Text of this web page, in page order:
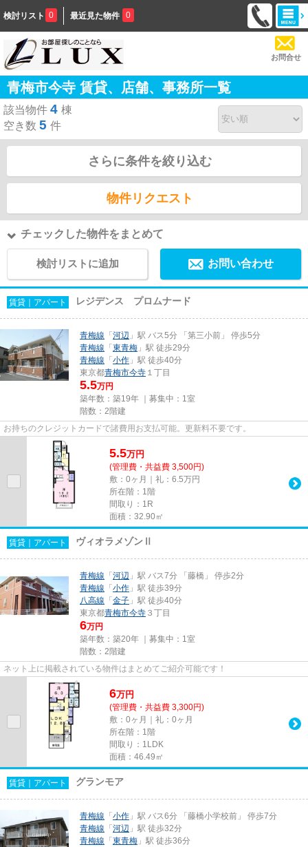
検討リスト 0 最近見た物件 0
お問合せ
青梅市今寺 賃貸、店舗、事務所一覧
該当物件 4 棟
空き数 5 件
さらに条件を絞り込む
物件リクエスト
チェックした物件をまとめて
検討リストに追加 お問い合わせ
賃貸｜アパート レジデンス プロムナード
青梅線 「河辺 」駅 バス5分 「第三小前」 停歩5分
青梅線 「東青梅 」駅 徒歩29分
青梅線 「小作 」駅 徒歩40分
東京都青梅市今寺 １丁目
5.5万円
築年数：築19年 ｜募集中： 1室
階数：2階建
お持ちのクレジットカードで諸費用お支払可能。更新料不要です。
5.5万円
(管理費・共益費 3,500円)
敷：0ヶ月｜礼：6.5万円
所在階：1階
間取り：1R
面積：32.90㎡
賃貸｜アパート ヴィオラメゾンⅡ
青梅線 「河辺 」駅 バス7分 「藤橋」 停歩2分
青梅線 「小作 」駅 徒歩39分
八高線 「金子 」駅 徒歩40分
東京都青梅市今寺 ３丁目
6万円
築年数：築20年 ｜募集中： 1室
階数：2階建
ネット上に掲載されている物件はまとめてご紹介可能です！
6万円
(管理費・共益費 3,300円)
敷：0ヶ月｜礼：0ヶ月
所在階：1階
間取り：1LDK
面積：46.49㎡
賃貸｜アパート グランモア
青梅線 「小作 」駅 バス6分 「藤橋小学校前」 停歩7分
青梅線 「河辺 」駅 徒歩32分
青梅線 「東青梅 」駅 徒歩36分